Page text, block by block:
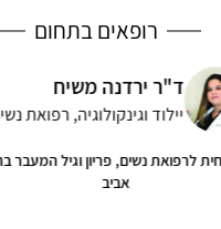
רופאים בתחום
פרופ' יעקב לברון
יילוד וגינקולוגיה,
5 ( 5 חוות דעת )
"הייתי לפני שנים אצל פרופ לברון,